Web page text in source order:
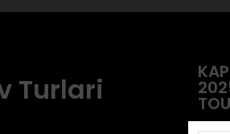
Turlari